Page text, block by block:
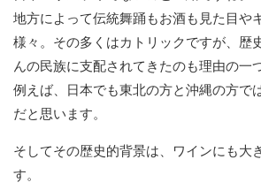
地方によって伝統舞踊もお酒も見た目や
様々。その多くはカトリックですが、歴
んの民族に支配されてきたのも理由の一
例えば、日本でも東北の方と沖縄の方で
だと思います。
そしてその歴史的背景は、ワインにも大
す。